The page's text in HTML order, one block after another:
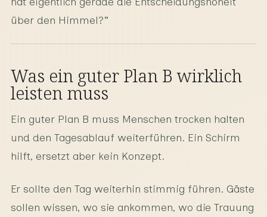
über den Himmel?"
Was ein guter Plan B wirklich
leisten muss
Ein guter Plan B muss Menschen trocken halten
und den Tagesablauf weiterführen. Ein Schirm
hilft, ersetzt aber kein Konzept.
Er sollte den Tag weiterhin stimmig führen. Gäste
sollen wissen, wo sie ankommen, wo die Trauung